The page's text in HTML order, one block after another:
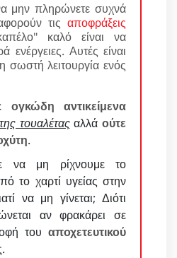
μην πληρώνετε συχνά
τις αποφράξεις
καλό είναι να
ενέργειες. Αυτές είναι
σωστή λειτουργία ενός
ογκώδη αντικείμενα
τουαλέταςαλλάούτε
.
να μη ρίχνουμε το
το χαρτί υγείας στην
να μη γίνεται; Διότι
αν φρακάρει σε
του αποχετευτικού